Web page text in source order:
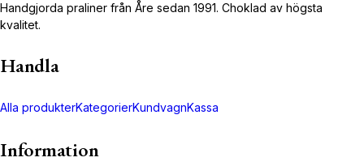
Handgjorda praliner från Åre sedan 1991. Choklad av högsta
kvalitet.
Handla
Alla produkterKategorierKundvagnKassa
Information